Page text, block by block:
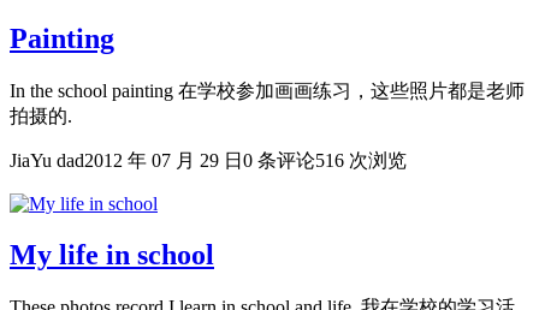
Painting
In the school painting 在学校参加画画练习，这些照片都是老师
拍摄的.
JiaYu dad2012 年 07 月 29 日 0 条评论516 次浏览
My life in school